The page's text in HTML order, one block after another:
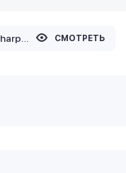
СМОТРЕТЬ